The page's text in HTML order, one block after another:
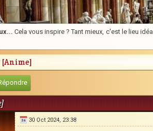
Cela vous inspire ? Tant mieux, c'est le lieu
30 Oct 2024, 23:38